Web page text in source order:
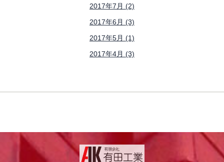
2017年7月 (2)
2017年6月 (3)
2017年5月 (1)
2017年4月 (3)